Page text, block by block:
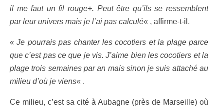
il me faut un fil rouge+. Peut être qu’ils se ressemblent
par leur univers mais je l’ai pas calculé« , affirme-t-il.
«Je pourrais pas chanter les cocotiers et la plage parce
que c’est pas ce que je vis. J’aime bien les cocotiers et la
plage trois semaines par an mais sinon je suis attaché au
milieu d’où je viens« .
Ce milieu, c’est sa cité à Aubagne (près de Marseille) où